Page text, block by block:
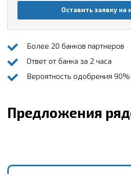
Оставить заявку на
Более 20 банков партнеров
Ответ от банка за 2 часа
Вероятность одобрения 90%
Предложения